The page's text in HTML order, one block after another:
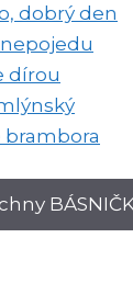
dobrý den
dírou
brambora